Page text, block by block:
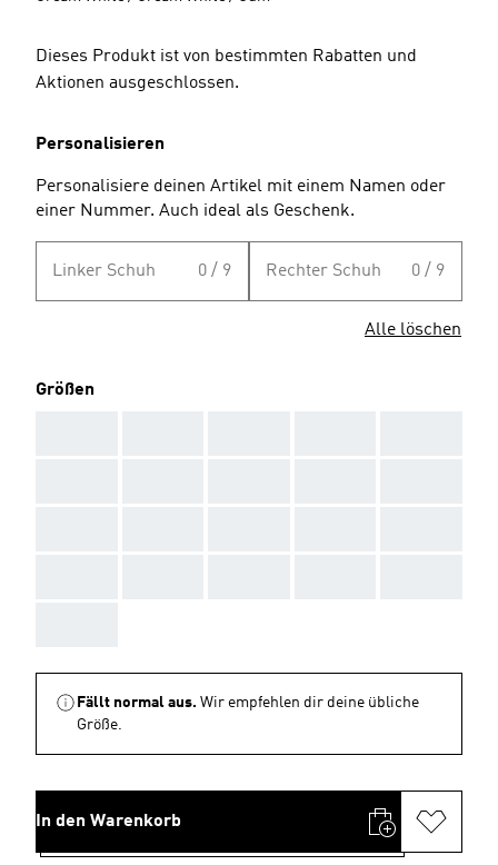
Dieses Produkt ist von bestimmten Rabatten und
Aktionen ausgeschlossen.
Personalisieren
Personalisiere deinen Artikel mit einem Namen oder
einer Nummer. Auch ideal als Geschenk.
Linker Schuh 0 / 9 Rechter Schuh 0 / 9
Alle löschen
Größen
Fällt normal aus. Wir empfehlen dir deine übliche
Größe.
In den Warenkorb